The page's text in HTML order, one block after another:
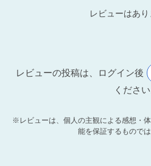
レビューはあり
レビューの投稿は、ログイン後
ください
※レビューは、個人の主観による感想・
能を保証するものでは